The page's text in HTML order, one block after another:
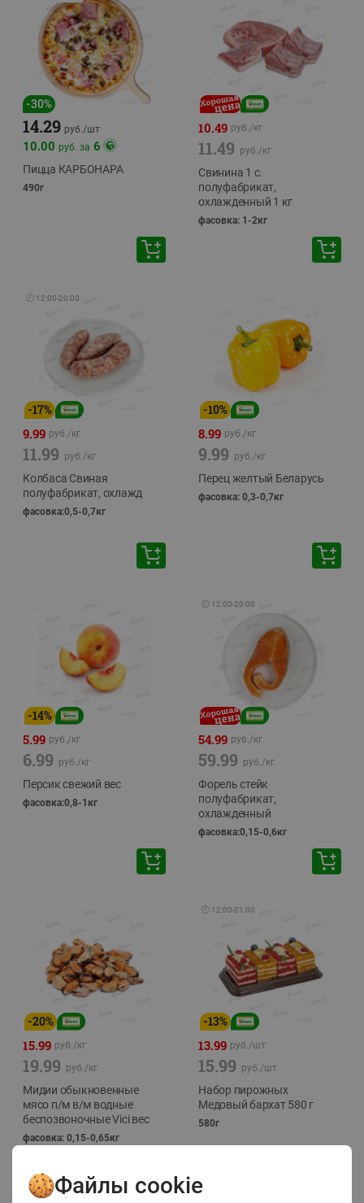
-30%
14.29 руб./шт
10.00 руб. за 6
Пицца КАРБОНАРА
490г
10.49 руб./кг
11.49 руб./кг
Свинина 1 с.
полуфабрикат,
охлажденный 1 кг
фасовка: 1-2кг
🕘 12:00-20:00
-17%
9.99 руб./кг
11.99 руб./кг
Колбаса Свиная
полуфабрикат, охлажд
фасовка:0,5-0,7кг
-10%
8.99 руб./кг
9.99 руб./кг
Перец желтый Беларусь
фасовка: 0,3-0,7кг
-14%
5.99 руб./кг
6.99 руб./кг
Персик свежий вес
фасовка:0,8-1кг
🕘 12:00-20:00
54.99 руб./кг
59.99 руб./кг
Форель стейк
полуфабрикат,
охлажденный
фасовка:0,15-0,6кг
-20%
15.99 руб./кг
19.99 руб./кг
Мидии обыкновенные
мясо п/м в/м водные
беспозвоночные Vici вес
фасовка: 0,15-0,65кг
🕘 12:00-21:00
-13%
13.99 руб./шт
15.99 руб./шт
Набор пирожных
Медовый бархат 580 г
580г
Файлы cookie